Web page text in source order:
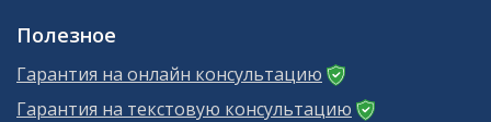
Полезное
Гарантия на онлайн консультацию
Гарантия на текстовую консультацию